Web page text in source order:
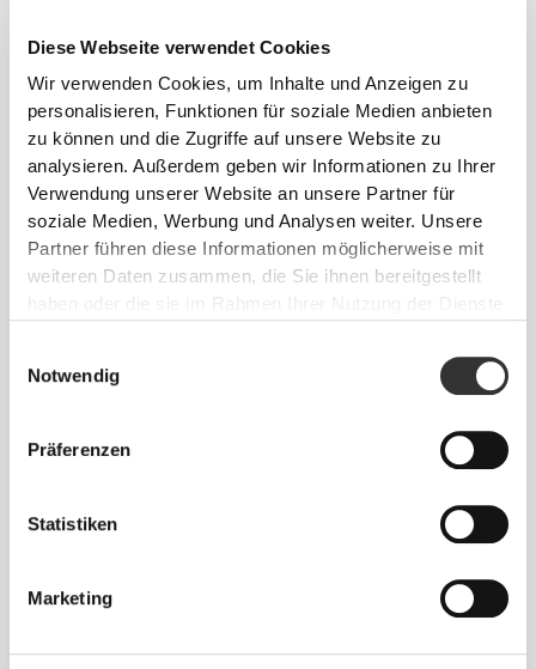
Diese Webseite verwendet Cookies
Wir verwenden Cookies, um Inhalte und Anzeigen zu
personalisieren, Funktionen für soziale Medien anbieten
zu können und die Zugriffe auf unsere Website zu
analysieren. Außerdem geben wir Informationen zu Ihrer
Verwendung unserer Website an unsere Partner für
soziale Medien, Werbung und Analysen weiter. Unsere
Partner führen diese Informationen möglicherweise mit
weiteren Daten zusammen, die Sie ihnen bereitgestellt
haben oder die sie im Rahmen Ihrer Nutzung der Dienste
Notwendig
Präferenzen
Statistiken
Marketing
entspannte Passform für einen lässigen Look.
EMPFOHLENE GRÖSSE BASIEREND AUF D
EINEN KÖRPERMASSEN
INNEN-
Vom Schritt